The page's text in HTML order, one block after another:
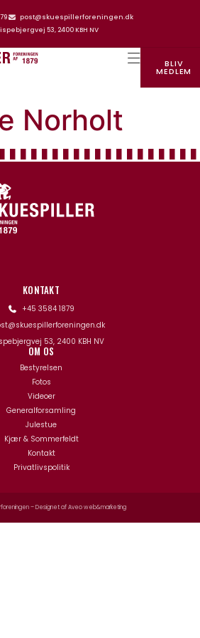
post@skuespillerforeningen.dk
53, 2400 KBH NV
BLIV
MEDLEM
Norholt
KONTAKT
+45 3584 1879
53, 2400 KBH NV
OM OS
Bestyrelsen
Fotos
Videoer
Generalforsamling
Julestue
Kjær & Sommerfeldt
Kontakt
Privatlivspolitik
– Designet afAveo web&marketing